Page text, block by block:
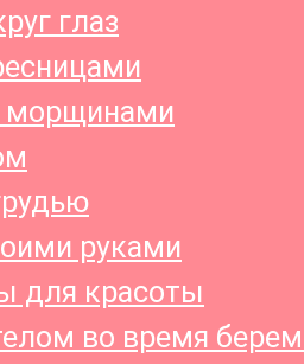
глаз
морщинами
руками
для красоты
во время